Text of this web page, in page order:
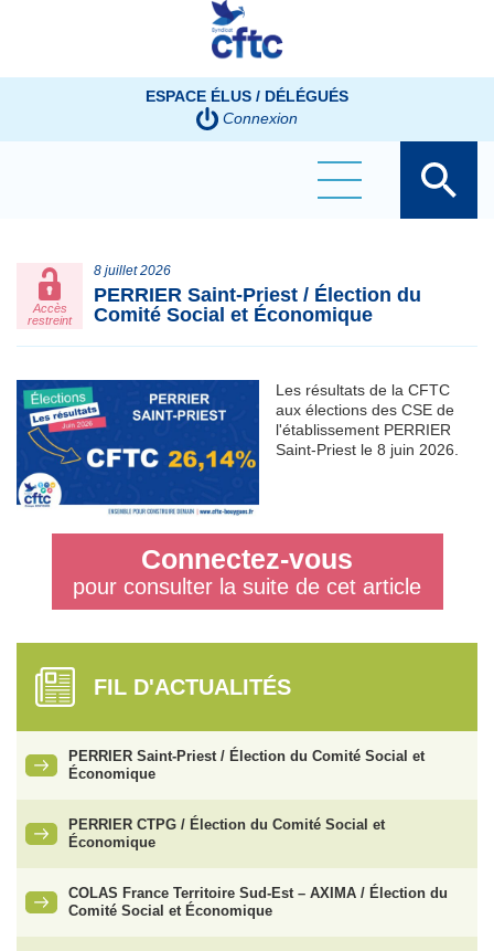
ESPACE ÉLUS / DÉLÉGUÉS
Connexion
Accès
restreint
8 juillet 2026
PERRIER Saint-Priest / Élection du
Comité Social et Économique
Les résultats de la CFTC
aux élections des CSE de
l'établissement PERRIER
Saint-Priest le 8 juin 2026.
Connectez-vous
pour consulter la suite de cet article
FIL D'ACTUALITÉS
PERRIER Saint-Priest / Élection du Comité Social et
Économique
PERRIER CTPG / Élection du Comité Social et
Économique
COLAS France Territoire Sud-Est – AXIMA / Élection du
Comité Social et Économique
Panneau de gestion des cookies